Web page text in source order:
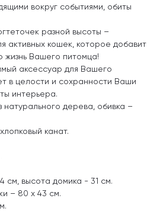
вокруг событиями, обиты
разной высоты –
активных кошек, которое добавит
жизнь Вашего питомца!
аксессуар для Вашего
в целости и сохранности Ваши
интерьера.
натурального дерева, обивка –
канат.
см, высота домика - 31 см.
– 80 х 43 см.